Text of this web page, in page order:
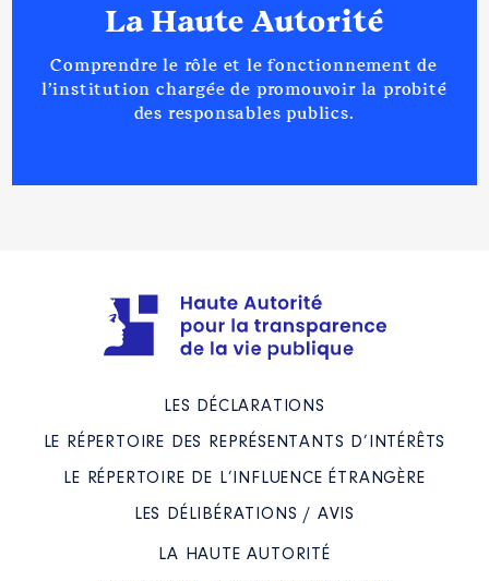
La Haute Autorité
Comprendre le rôle et le fonctionnement de
l’institution chargée de promouvoir la probité
des responsables publics.
LES DÉCLARATIONS
LE RÉPERTOIRE DES REPRÉSENTANTS D’INTÉRÊTS
LE RÉPERTOIRE DE L’INFLUENCE ÉTRANGÈRE
LES DÉLIBÉRATIONS / AVIS
LA HAUTE AUTORITÉ